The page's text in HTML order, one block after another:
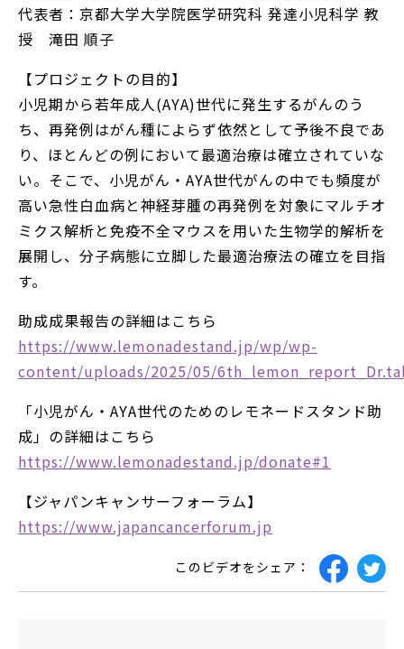
代表者：京都大学大学院医学研究科 発達小児科学 教
授 滝田 順子
【プロジェクトの目的】
小児期から若年成人(AYA)世代に発生するがんのう
ち、再発例はがん種によらず依然として予後不良であ
り、ほとんどの例において最適治療は確立されていな
い。そこで、小児がん・AYA世代がんの中でも頻度が
高い急性白血病と神経芽腫の再発例を対象にマルチオ
ミクス解析と免疫不全マウスを用いた生物学的解析を
展開し、分子病態に立脚した最適治療法の確立を目指
す。
助成成果報告の詳細はこちら
https://www.lemonadestand.jp/wp/wp-
content/uploads/2025/05/
「小児がん・AYA世代のためのレモネードスタンド助
成」の詳細はこちら
https://www.lemonadestand.jp/donate#1
【ジャパンキャンサーフォーラム】
https://www.japancancerforum.jp
このビデオをシェア：